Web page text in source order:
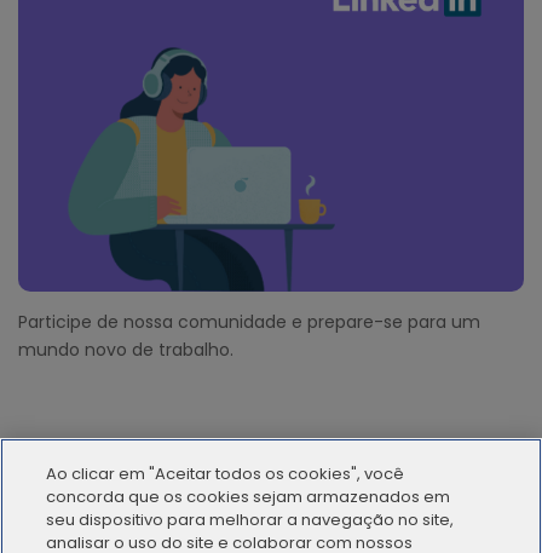
Participe de nossa comunidade e prepare-se para um
mundo novo de trabalho.
© 2012 - 2025 | Workana LLC - Todos los derechos
Ao clicar em "Aceitar todos os cookies", você
concorda que os cookies sejam armazenados em
seu dispositivo para melhorar a navegação no site,
analisar o uso do site e colaborar com nossos